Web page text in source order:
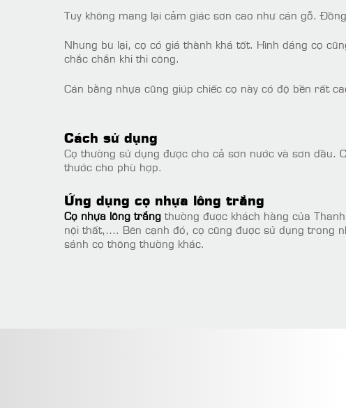
Tuy không mang lại cảm giác sơn cao như cán gỗ.
Nhưng bù lại, cọ có giá thành khá tốt. Hình dáng cọ
chắc chắn khi thi công.
Cán bằng nhựa cũng giúp chiếc cọ này có độ bền rất
Cách sử dụng
Cọ thường sử dụng được cho cả sơn nước và sơn dầu.
thước cho phù hợp.
Ứng dụng cọ nhựa lông trắng
Cọ nhựa lông trắng thường được khách hàng của
nội thất,…. Bên cạnh đó, cọ cũng được sử dụng trong
sánh cọ thông thường khác.